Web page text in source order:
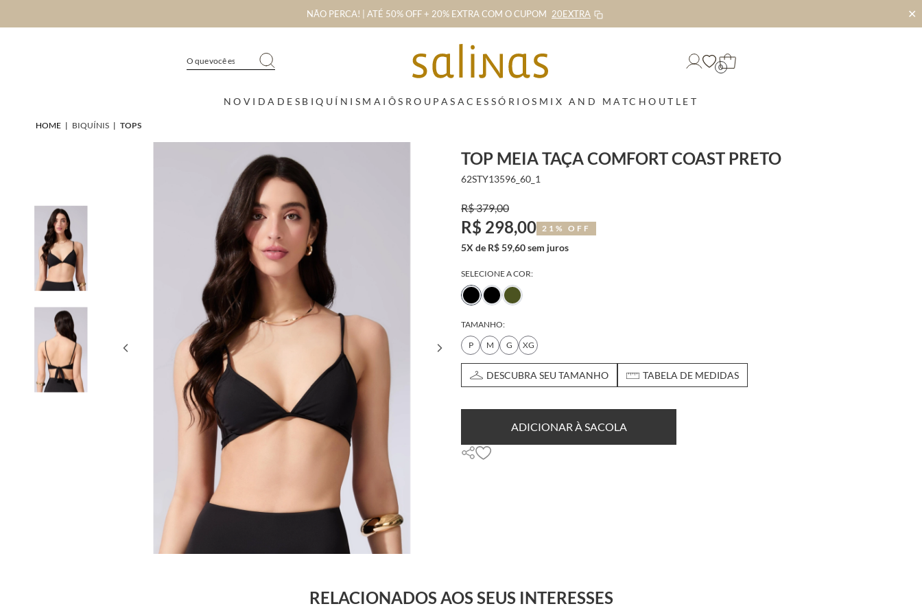
NÃO PERCA! | ATÉ 50% OFF + 20% EXTRA COM O CUPOM 20EXTRA ✕
0
NOVIDADES BIQUÍNIS MAIÔS ROUPAS ACESSÓRIOS MIX AND MATCHOUTLET
HOME | BIQUÍNIS | TOPS
TOP MEIA TAÇA COMFORT COAST PRETO
62STY13596_60_1
R$ 379,00
R$ 298,00 21% OFF
5X de R$ 59,60 sem juros
SELECIONE A COR:
TAMANHO:
P
M G XG
DESCUBRA SEU TAMANHO TABELA DE MEDIDAS
ADICIONAR À SACOLA
RELACIONADOS AOS SEUS INTERESSES